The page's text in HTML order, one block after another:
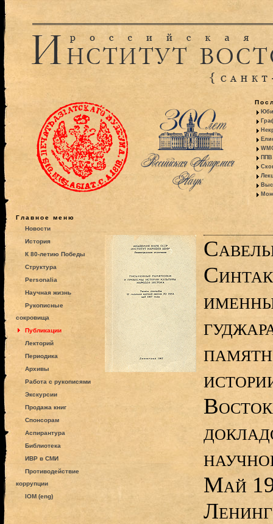
ППВ
Главное меню
Новости
История
К 80-летию Победы
Структура
Personalia
Научная жизнь
Рукописные
сокровища
Публикации
Лекторий
Периодика
Архивы
Работа с рукописями
Экскурсии
Продажа книг
Спонсорам
Аспирантура
Библиотека
ИВР в СМИ
Противодействие
коррупции
IOM (eng)
Май